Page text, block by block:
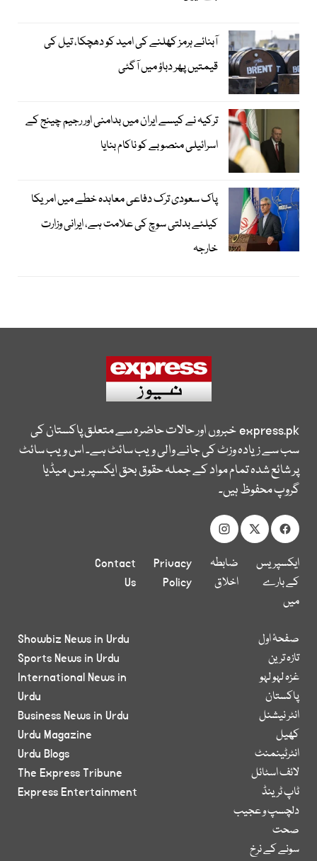
آبنائے ہرمز کھلنے کی امید کو دھچکا، تیل کی
قیمتیں پھر دباؤ میں آگئی
ترکیہ نے کیسے ایران میں بدامنی اور رجیم چینج کے
اسرائیلی منصوبے کو ناکام بنایا
پاک سعودی ترک دفاعی معاہدہ خطے میں امریکا
کیلئے بدلتی سوچ کی علامت ہے، ایرانی وزارت
خارجہ
express.pkخبروں اور حالات حاضرہ سے متعلق پاکستان کی
سب سے زیادہ وزٹ کی جانے والی ویب سائٹ ہے۔ اس ویب سائٹ
پر شائع شدہ تمام مواد کے جملہ حقوق بحق ایکسپریس میڈیا
گروپ محفوظ ہیں۔
ایکسپریس
کے بارے
میں
ضابطہ
اخلاق
Privacy
Policy
Contact
Us
صفحۂ اول
تازہ ترین
غزہ لہو لہو
پاکستان
انٹر نیشنل
کھیل
انٹرٹینمنٹ
لائف اسٹائل
ٹاپ ٹرینڈ
دلچسپ و عجیب
صحت
سونے کے نرخ
Showbiz News in Urdu
Sports News in Urdu
International News in
Urdu
Business News in Urdu
Urdu Magazine
Urdu Blogs
The Express Tribune
Express Entertainment